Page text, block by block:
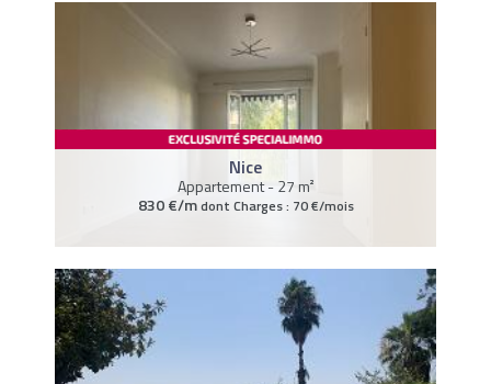
Nice
Appartement - 27 m²
830 €/mdont Charges : 70 €/mois